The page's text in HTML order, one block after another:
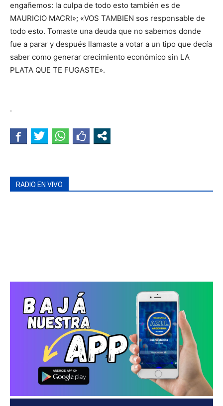
engañemos: la culpa de todo esto también es de
MAURICIO MACRI»; «VOS TAMBIEN sos responsable de
todo esto. Tomaste una deuda que no sabemos donde
fue a parar y después llamaste a votar a un tipo que decía
saber como generar crecimiento económico sin LA
PLATA QUE TE FUGASTE».
.
RADIO EN VIVO